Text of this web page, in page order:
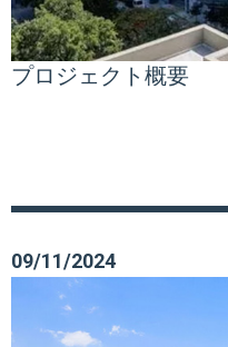
プロジェクト概要
09/11/2024